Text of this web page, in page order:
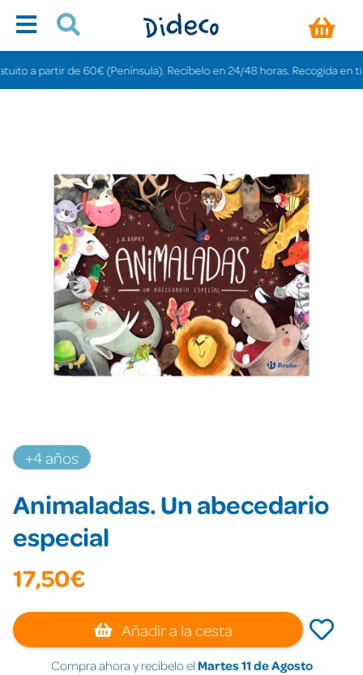
a partir de 60€ (Península). Recíbelo en 24/48 horas. Recogida en
+4 años
Animaladas. Un abecedario
especial
17,50€
Añadir a la cesta
Compra ahora y recíbelo el Martes 11 de Agosto